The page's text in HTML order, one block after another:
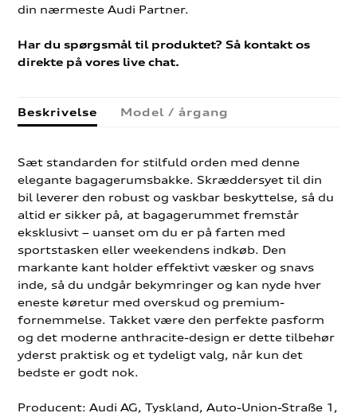
din nærmeste Audi Partner.
Har du spørgsmål til produktet? Så kontakt os
direkte på vores live chat.
Beskrivelse Model / årgang
Sæt standarden for stilfuld orden med denne
elegante bagagerumsbakke. Skræddersyet til din
bil leverer den robust og vaskbar beskyttelse, så du
altid er sikker på, at bagagerummet fremstår
eksklusivt – uanset om du er på farten med
sportstasken eller weekendens indkøb. Den
markante kant holder effektivt væsker og snavs
inde, så du undgår bekymringer og kan nyde hver
eneste køretur med overskud og premium-
fornemmelse. Takket være den perfekte pasform
og det moderne anthracite-design er dette tilbehør
yderst praktisk og et tydeligt valg, når kun det
bedste er godt nok.
Producent: Audi AG, Tyskland, Auto-Union-Straße 1,